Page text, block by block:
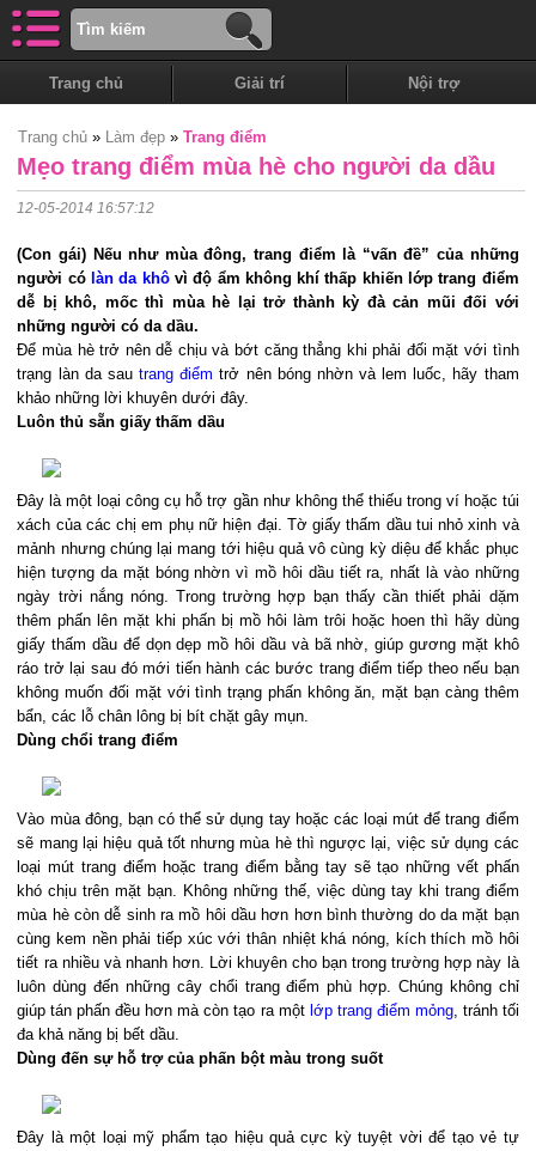
Trang chủ Giải trí Nội trợ
Trang chủ » Làm đẹp » Trang điểm
Mẹo trang điểm mùa hè cho người da dầu
12-05-2014 16:57:12
(Con gái) Nếu như mùa đông, trang điểm là “vấn đề” của những
người có làn da khôvì độ ẩm không khí thấp khiến lớp trang điểm
dễ bị khô, mốc thì mùa hè lại trở thành kỳ đà cản mũi đối với
những người có da dầu.
Để mùa hè trở nên dễ chịu và bớt căng thẳng khi phải đối mặt với tình
trạng làn da sautrang điểm trở nên bóng nhờn và lem luốc, hãy tham
khảo những lời khuyên dưới đây.
Luôn thủ sẵn giấy thấm dầu
Đây là một loại công cụ hỗ trợ gần như không thể thiếu trong ví hoặc túi
xách của các chị em phụ nữ hiện đại. Tờ giấy thấm dầu tui nhỏ xinh và
mảnh nhưng chúng lại mang tới hiệu quả vô cùng kỳ diệu để khắc phục
hiện tượng da mặt bóng nhờn vì mồ hôi dầu tiết ra, nhất là vào những
ngày trời nắng nóng. Trong trường hợp bạn thấy cần thiết phải dặm
thêm phấn lên mặt khi phấn bị mồ hôi làm trôi hoặc hoen thì hãy dùng
giấy thấm dầu để dọn dẹp mồ hôi dầu và bã nhờ, giúp gương mặt khô
ráo trở lại sau đó mới tiến hành các bước trang điểm tiếp theo nếu bạn
không muốn đối mặt với tình trạng phấn không ăn, mặt bạn càng thêm
bẩn, các lỗ chân lông bị bít chặt gây mụn.
Dùng chổi trang điểm
Vào mùa đông, bạn có thể sử dụng tay hoặc các loại mút để trang điểm
sẽ mang lại hiệu quả tốt nhưng mùa hè thì ngược lại, việc sử dụng các
loại mút trang điểm hoặc trang điểm bằng tay sẽ tạo những vết phấn
khó chịu trên mặt bạn. Không những thế, việc dùng tay khi trang điểm
mùa hè còn dễ sinh ra mồ hôi dầu hơn hơn bình thường do da mặt bạn
cùng kem nền phải tiếp xúc với thân nhiệt khá nóng, kích thích mồ hôi
tiết ra nhiều và nhanh hơn. Lời khuyên cho bạn trong trường hợp này là
luôn dùng đến những cây chổi trang điểm phù hợp. Chúng không chỉ
giúp tán phấn đều hơn mà còn tạo ra một lớp trang điểm mỏng, tránh tối
đa khả năng bị bết dầu.
Dùng đến sự hỗ trợ của phấn bột màu trong suốt
Đây là một loại mỹ phẩm tạo hiệu quả cực kỳ tuyệt vời để tạo vẻ tự